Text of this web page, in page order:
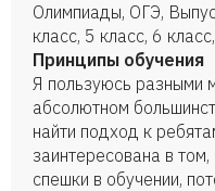
Олимпиады, ОГЭ,
класс, 5 класс, 6
Принципы обучения
Я пользуюсь разными
абсолютном
найти подход к
заинтересована в
спешки в обучении,